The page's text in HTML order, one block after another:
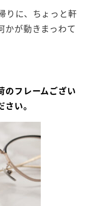
りに、ちょっと軒
かが動きまっわて
のフレームござい
い。